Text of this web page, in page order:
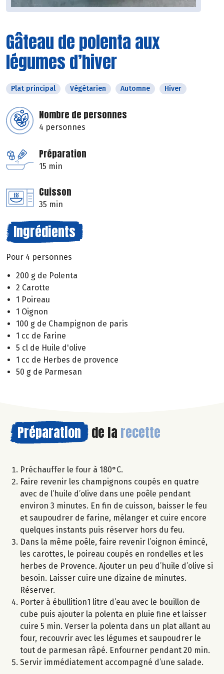
Gâteau de polenta aux
légumes d’hiver
Plat principal Végétarien Automne Hiver
Nombre de personnes
4 personnes
Préparation
15 min
Cuisson
35 min
Ingrédients
Pour 4 personnes
200 g de Polenta
2 Carotte
1 Poireau
1 Oignon
100 g de Champignon de paris
1 cc de Farine
5 cl de Huile d'olive
1 cc de Herbes de provence
50 g de Parmesan
Préparation de la recette
Préchauffer le four à 180°C.
Faire revenir les champignons coupés en quatre
avec de l’huile d’olive dans une poêle pendant
environ 3 minutes. En fin de cuisson, baisser le feu
et saupoudrer de farine, mélanger et cuire encore
quelques instants puis réserver hors du feu.
Dans la même poêle, faire revenir l’oignon émincé,
les carottes, le poireau coupés en rondelles et les
herbes de Provence. Ajouter un peu d’huile d’olive si
besoin. Laisser cuire une dizaine de minutes.
Réserver.
Porter à ébullition1 litre d’eau avec le bouillon de
cube puis ajouter la polenta en pluie fine et laisser
cuire 5 min. Verser la polenta dans un plat allant au
four, recouvrir avec les légumes et saupoudrer le
tout de parmesan râpé. Enfourner pendant 20 min.
Servir immédiatement accompagné d’une salade.